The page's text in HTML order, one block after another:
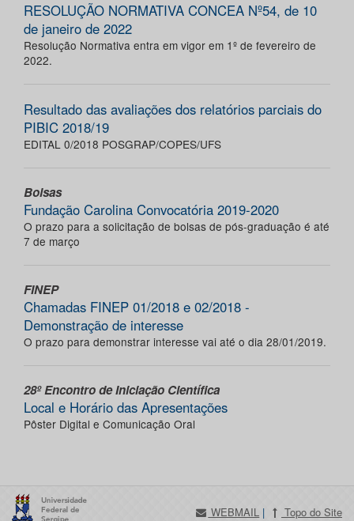
RESOLUÇÃO NORMATIVA CONCEA Nº54, de 10
de janeiro de 2022
Resolução Normativa entra em vigor em 1º de fevereiro de
2022.
Resultado das avaliações dos relatórios parciais do
PIBIC 2018/19
EDITAL 0/2018 POSGRAP/COPES/UFS
Bolsas
Fundação Carolina Convocatória 2019-2020
O prazo para a solicitação de bolsas de pós-graduação é até
7 de março
FINEP
Chamadas FINEP 01/2018 e 02/2018 -
Demonstração de interesse
O prazo para demonstrar interesse vai até o dia 28/01/2019.
28º Encontro de Iniciação Científica
Local e Horário das Apresentações
Pôster Digital e Comunicação Oral
WEBMAIL | Topo do Site